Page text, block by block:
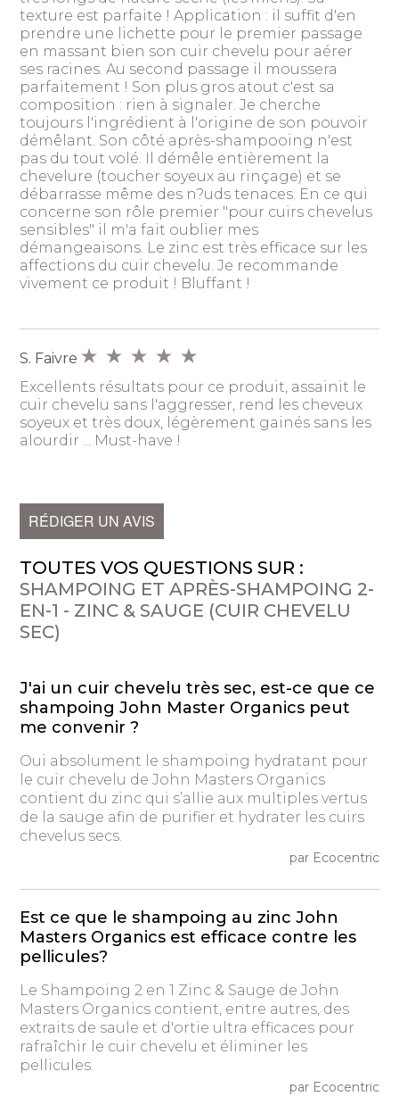
texture est parfaite ! Application : il suffit d'en
prendre une lichette pour le premier passage
en massant bien son cuir chevelu pour aérer
ses racines. Au second passage il moussera
parfaitement ! Son plus gros atout c'est sa
composition : rien à signaler. Je cherche
toujours l'ingrédient à l'origine de son pouvoir
démêlant. Son côté après-shampooing n'est
pas du tout volé. Il démêle entièrement la
chevelure (toucher soyeux au rinçage) et se
débarrasse même des n?uds tenaces. En ce qui
concerne son rôle premier "pour cuirs chevelus
sensibles" il m'a fait oublier mes
démangeaisons. Le zinc est très efficace sur les
affections du cuir chevelu. Je recommande
vivement ce produit ! Bluffant !
S. Faivre
Excellents résultats pour ce produit, assainit le
cuir chevelu sans l'aggresser, rend les cheveux
soyeux et très doux, légèrement gainés sans les
alourdir ... Must-have !
RÉDIGER UN AVIS
TOUTES VOS QUESTIONS SUR :
SHAMPOING ET APRÈS-SHAMPOING 2-
EN-1 - ZINC & SAUGE (CUIR CHEVELU
SEC)
J'ai un cuir chevelu très sec, est-ce que ce
shampoing John Master Organics peut
me convenir ?
Oui absolument le shampoing hydratant pour
le cuir chevelu de John Masters Organics
contient du zinc qui s’allie aux multiples vertus
de la sauge afin de purifier et hydrater les cuirs
chevelus secs.
par Ecocentric
Est ce que le shampoing au zinc John
Masters Organics est efficace contre les
pellicules?
Le Shampoing 2 en 1 Zinc & Sauge de John
Masters Organics contient, entre autres, des
extraits de saule et d'ortie ultra efficaces pour
rafraîchir le cuir chevelu et éliminer les
pellicules.
par Ecocentric